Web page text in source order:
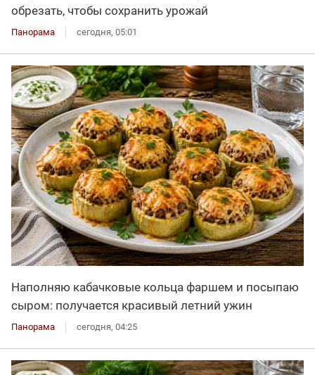
обрезать, чтобы сохранить урожай
Панорама сегодня, 05:01
Наполняю кабачковые кольца фаршем и посыпаю
сыром: получается красивый летний ужин
Панорама сегодня, 04:25